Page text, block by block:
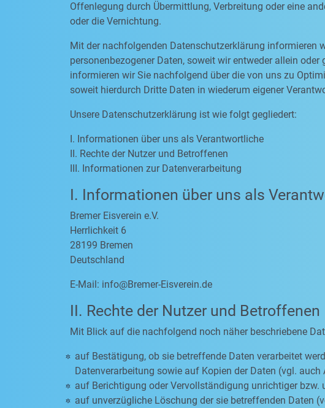
Offenlegung durch Übermittlung, Verbreitung oder eine
oder die Vernichtung.
Mit der nachfolgenden Datenschutzerklärung informieren
personenbezogener Daten, soweit wir entweder allein
informieren wir Sie nachfolgend über die von uns zu
soweit hierdurch Dritte Daten in wiederum eigener
Unsere Datenschutzerklärung ist wie folgt gegliedert:
I. Informationen über uns als Verantwortliche
II. Rechte der Nutzer und Betroffenen
III. Informationen zur Datenverarbeitung
I. Informationen über uns als
Bremer Eisverein e.V.
Herrlichkeit 6
28199 Bremen
Deutschland
E-Mail: info@Bremer-Eisverein.de
II. Rechte der Nutzer und Betroffenen
Mit Blick auf die nachfolgend noch näher beschriebene
auf Bestätigung, ob sie betreffende Daten verarbeitet
Datenverarbeitung sowie auf Kopien der Daten (vgl. auch
auf Berichtigung oder Vervollständigung unrichtiger bzw.
auf unverzügliche Löschung der sie betreffenden Daten